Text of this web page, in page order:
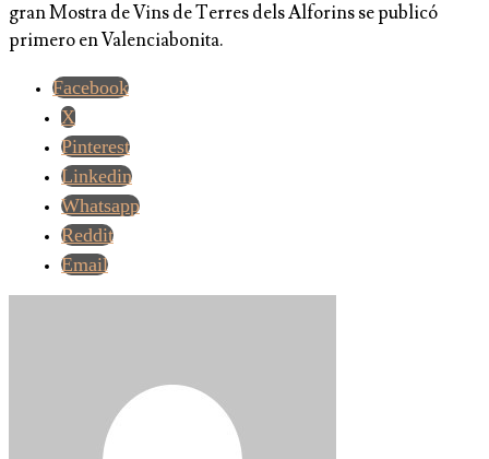
gran Mostra de Vins de Terres dels Alforins se publicó
primero en Valenciabonita.
Facebook
X
Pinterest
Linkedin
Whatsapp
Reddit
Email